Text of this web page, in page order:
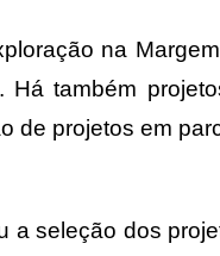
na
também
de projetos em
seleção dos